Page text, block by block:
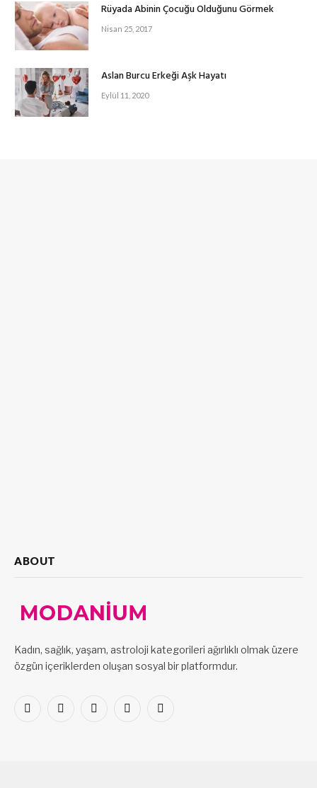
Rüyada Abinin Çocuğu Olduğunu Görmek
Nisan 25, 2017
Aslan Burcu Erkeği Aşk Hayatı
Eylül 11, 2020
ABOUT
Kadın, sağlık, yaşam, astroloji kategorileri ağırlıklı olmak üzere
özgün içeriklerden oluşan sosyal bir platformdur.
Facebook
X
PinterestLinkedInVKontakte